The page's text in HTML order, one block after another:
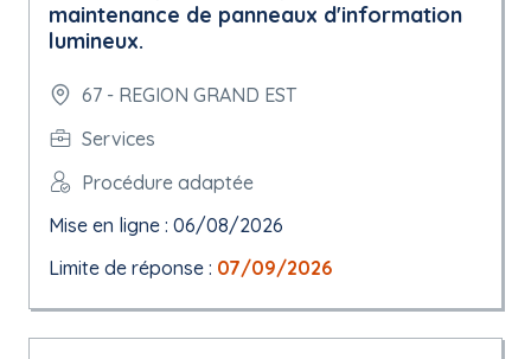
maintenance de panneaux d'information
lumineux.
67 - REGION GRAND EST
Services
Procédure adaptée
Mise en ligne : 06/08/2026
Limite de réponse : 07/09/2026